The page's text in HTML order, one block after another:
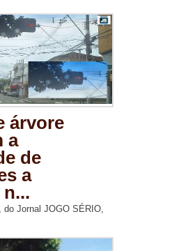
árvore
a
de
a
do Jornal JOGO SÉRIO,